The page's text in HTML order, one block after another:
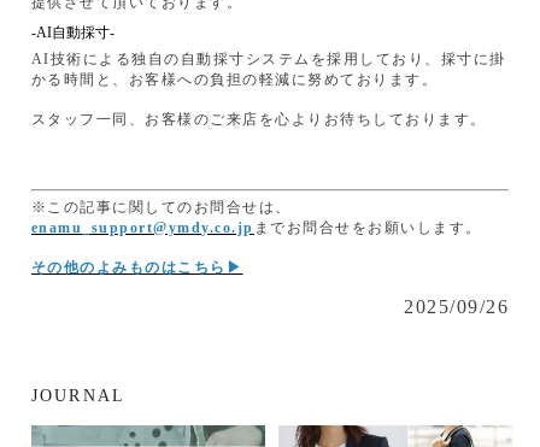
-AI自動採寸-
AI技術による独自の自動採寸システムを採用しており、採寸に掛
かる時間と、お客様への負担の軽減に努めております。
スタッフ一同、お客様のご来店を心よりお待ちしております。
※この記事に関してのお問合せは、
enamu_support@ymdy.co.jp までお問合せをお願いします。
その他のよみものはこちら▶
2025/09/26
JOURNAL